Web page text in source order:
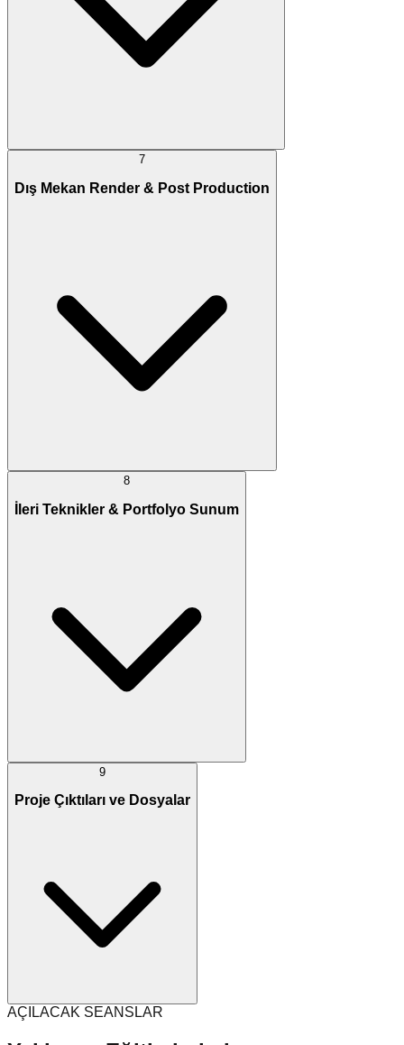
7
Dış Mekan Render & Post Production
8
İleri Teknikler & Portfolyo Sunum
9
Proje Çıktıları ve Dosyalar
AÇILACAK SEANSLAR